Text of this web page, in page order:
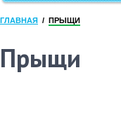
ГЛАВНАЯ / ПРЫЩИ
Прыщи